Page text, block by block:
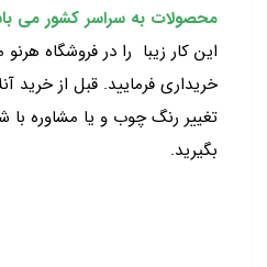
محصولات به سراسر کشور می
این کار زیبا را در فروشگاه
خریداری فرمایید. قبل از
بگیرید.